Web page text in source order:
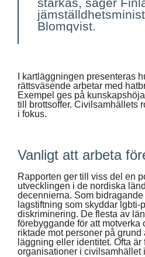
Blomqvist.
I kartläggningen presenteras
rättsväsende arbetar med
Exempel ges på
till brottsoffer. Civilsamhällets
i fokus.
Vanligt att arbeta
Rapporten ger till viss del en
utvecklingen i de nordiska
decennierna. Som
lagstiftning som skyddar lgbti-
diskriminering. De flesta av
förebyggande för att motverka
riktade mot personer på
läggning eller identitet. Ofta
organisationer i civilsamhället